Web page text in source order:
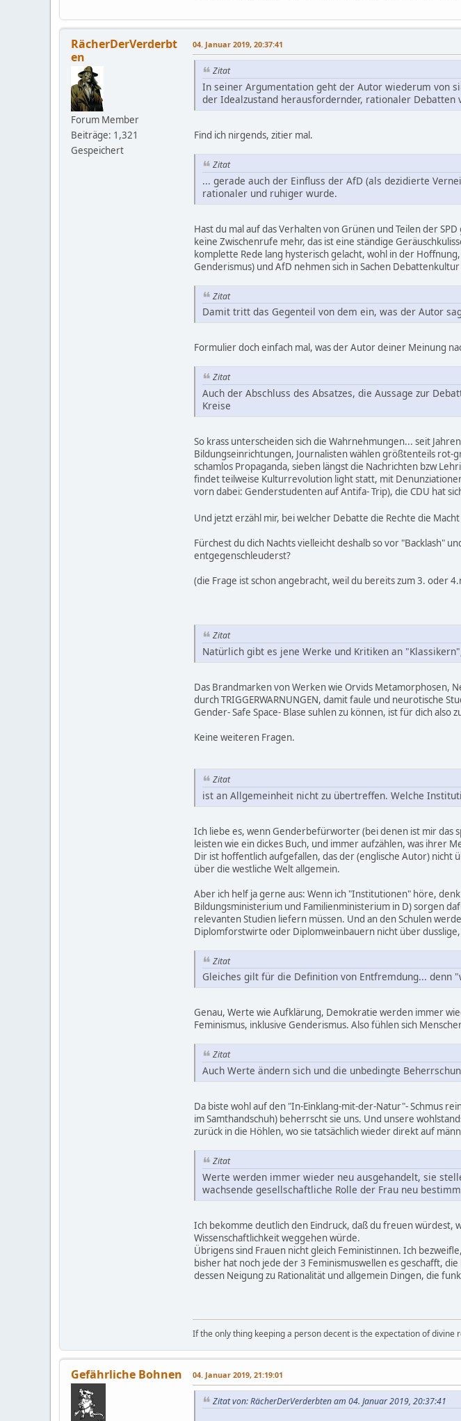
RächerDerVerderbt
en
Forum Member
Beiträge: 1,321
Gespeichert
04. Januar 2019, 20:37:41
Zitat
In seiner Argumentation geht der Autor wiederum von
der Idealzustand herausfordernder, rationaler
Find ich nirgends, zitier mal.
Zitat
... gerade auch der Einfluss der AfD (als dezidierte
rationaler und ruhiger wurde.
Hast du mal auf das Verhalten von Grünen und Teilen der
keine Zwischenrufe mehr, das ist eine ständige
komplette Rede lang hysterisch gelacht, wohl in der
Genderismus) und AfD nehmen sich in Sachen
Zitat
Damit tritt das Gegenteil von dem ein, was der Autor
Formulier doch einfach mal, was der Autor deiner Meinung
Zitat
Auch der Abschluss des Absatzes, die Aussage zur
Kreise
So krass unterscheiden sich die Wahrnehmungen... seit
Bildungseinrichtungen, Journalisten wählen größtenteils
schamlos Propaganda, sieben längst die Nachrichten bzw
findet teilweise Kulturrevolution light statt, mit
vorn dabei: Genderstudenten auf Antifa- Trip), die CDU hat
Und jetzt erzähl mir, bei welcher Debatte die Rechte die
Fürchest du dich Nachts vielleicht deshalb so vor "Backlash"
entgegenschleuderst?
(die Frage ist schon angebracht, weil du bereits zum 3. oder
Zitat
Natürlich gibt es jene Werke und Kritiken an
Das Brandmarken von Werken wie Orvids Metamorphosen,
durch TRIGGERWARNUNGEN, damit faule und neurotische
Gender- Safe Space- Blase suhlen zu können, ist für dich also
Keine weiteren Fragen.
Zitat
ist an Allgemeinheit nicht zu übertreffen. Welche
Ich liebe es, wenn Genderbefürworter (bei denen ist mir das
leisten wie ein dickes Buch, und immer aufzählen, was ihrer
Dir ist hoffentlich aufgefallen, das der (englische Autor) nicht
über die westliche Welt allgemein.
Aber ich helf ja gerne aus: Wenn ich "Institutionen" höre,
Bildungsministerium und Familienministerium in D) sorgen
relevanten Studien liefern müssen. Und an den Schulen
Diplomforstwirte oder Diplomweinbauern nicht über
Zitat
Gleiches gilt für die Definition von Entfremdung... denn
Genau, Werte wie Aufklärung, Demokratie werden immer
Feminismus, inklusive Genderismus. Also fühlen sich
Zitat
Auch Werte ändern sich und die unbedingte
Da biste wohl auf den "In-Einklang-mit-der-Natur"- Schmus
im Samthandschuh) beherrscht sie uns. Und unsere
zurück in die Höhlen, wo sie tatsächlich wieder direkt auf
Zitat
Werte werden immer wieder neu ausgehandelt, sie
wachsende gesellschaftliche Rolle der Frau neu
Ich bekomme deutlich den Eindruck, daß du freuen würdest,
Wissenschaftlichkeit weggehen würde.
Übrigens sind Frauen nicht gleich Feministinnen. Ich
bisher hat noch jede der 3 Feminismuswellen es geschafft,
dessen Neigung zu Rationalität und allgemein Dingen, die
If the only thing keeping a person decent is the expectation of divine
Gefährliche Bohnen 04. Januar 2019, 21:19:01
Zitat von: RächerDerVerderbten am 04. Januar 2019, 20:37:41